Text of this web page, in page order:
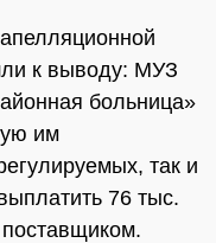
к выводу: МУЗ
больница»
им
так и
76 тыс.